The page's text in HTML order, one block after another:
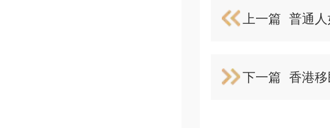
上一篇
下一篇 香港